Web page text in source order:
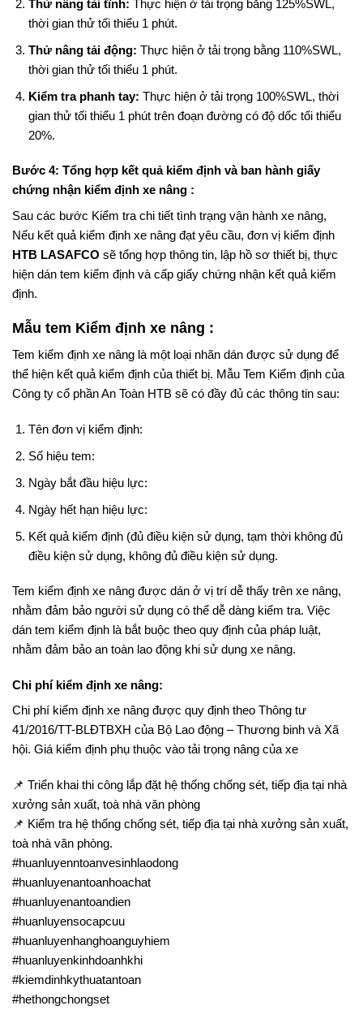
Thử nâng tải tĩnh: Thực hiện ở tải trọng bằng 125%SWL,
thời gian thử tối thiểu 1 phút.
Thử nâng tải động: Thực hiện ở tải trọng bằng 110%SWL,
thời gian thử tối thiểu 1 phút.
Kiểm tra phanh tay: Thực hiện ở tải trọng 100%SWL, thời
gian thử tối thiểu 1 phút trên đoạn đường có độ dốc tối thiểu
20%.
Bước 4: Tổng hợp kết quả kiểm định và ban hành giấy
chứng nhận kiểm định xe nâng :
Sau các bước Kiểm tra chi tiết tình trạng vận hành xe nâng,
Nếu kết quả kiểm định xe nâng đạt yêu cầu, đơn vị kiểm định
HTB LASAFCO sẽ tổng hợp thông tin, lập hồ sơ thiết bị, thực
hiện dán tem kiểm định và cấp giấy chứng nhận kết quả kiểm
định.
Mẫu tem Kiểm định xe nâng :
Tem kiểm định xe nâng là một loại nhãn dán được sử dụng để
thể hiện kết quả kiểm định của thiết bị. Mẫu Tem Kiểm định của
Công ty cổ phần An Toàn HTB sẽ có đầy đủ các thông tin sau:
Tên đơn vị kiểm định:
Số hiệu tem:
Ngày bắt đầu hiệu lực:
Ngày hết hạn hiệu lực:
Kết quả kiểm định (đủ điều kiện sử dụng, tạm thời không đủ
điều kiện sử dụng, không đủ điều kiện sử dụng.
Tem kiểm định xe nâng được dán ở vị trí dễ thấy trên xe nâng,
nhằm đảm bảo người sử dụng có thể dễ dàng kiểm tra. Việc
dán tem kiểm định là bắt buộc theo quy định của pháp luật,
nhằm đảm bảo an toàn lao động khi sử dụng xe nâng.
Chi phí kiểm định xe nâng:
Chi phí kiểm định xe nâng được quy định theo Thông tư
41/2016/TT-BLĐTBXH của Bộ Lao động – Thương binh và Xã
hội. Giá kiểm định phụ thuộc vào tải trọng nâng của xe
📌 Triển khai thi công lắp đặt hệ thống chống sét, tiếp địa tại nhà
xưởng sản xuất, toà nhà văn phòng
📌 Kiểm tra hệ thống chống sét, tiếp địa tại nhà xưởng sản xuất,
toà nhà văn phòng.
#huanluyenntoanvesinhlaodong
#huanluyenantoanhoachat
#huanluyenantoandien
#huanluyensocapcuu
#huanluyenhanghoanguyhiem
#huanluyenkinhdoanhkhi
#kiemdinhkythuatantoan
#hethongchongset